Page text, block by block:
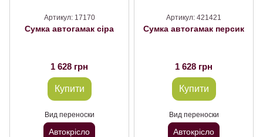
Артикул: 17170
Сумка автогамак сiра
1 628 грн
Купити
Вид переноски
Автокрісло
Артикул: 421421
Сумка автогамак персик
1 628 грн
Купити
Вид переноски
Автокрісло